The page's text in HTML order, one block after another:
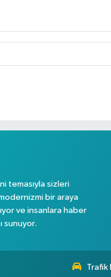
temasıyla sizleri
bir araya
ve insanlara haber
sunuyor.
Trafik